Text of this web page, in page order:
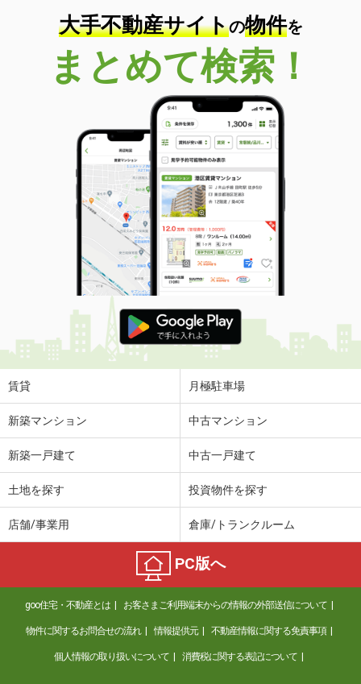
大手不動産サイトの物件を
まとめて検索！
賃貸 月極駐車場
新築マンション 中古マンション
新築一戸建て 中古一戸建て
土地を探す 投資物件を探す
店舗/事業用 倉庫/トランクルーム
PC版へ
goo住宅・不動産とは お客さまご利用端末からの情報の外部送信について
物件に関するお問合せの流れ 情報提供元 不動産情報に関する免責事項
個人情報の取り扱いについて 消費税に関する表記について